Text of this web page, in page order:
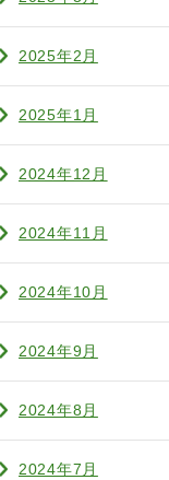
2025年2月
2025年1月
2024年12月
2024年11月
2024年10月
2024年9月
2024年8月
2024年7月